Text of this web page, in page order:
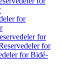
for
for
for
for Bidé-